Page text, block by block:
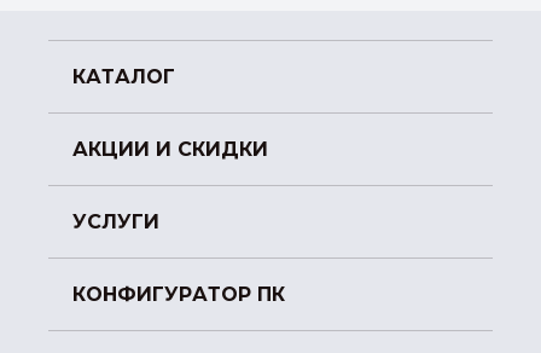
КАТАЛОГ
АКЦИИ И СКИДКИ
УСЛУГИ
КОНФИГУРАТОР ПК